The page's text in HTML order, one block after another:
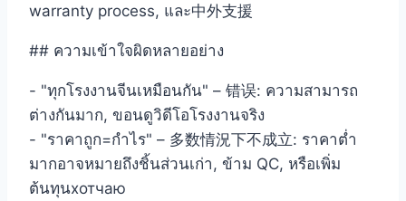
warranty process, และ中外支援
## ความเข้าใจผิดหลายอย่าง
- "ทุกโรงงานจีนเหมือนกัน" – 错误: ความสามารถ
ต่างกันมาก, ขอนดูวิดีโอโรงงานจริง
- "ราคาถูก=กำไร" – 多数情況下不成立: ราคาต่ำ
มากอาจหมายถึงชิ้นส่วนเก่า, ข้าม QC, หรือเพิ่ม
ต้นทุนхотчаю